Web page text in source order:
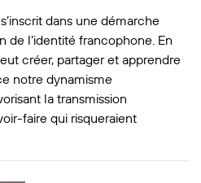
s’inscrit dans une démarche
de l’identité francophone. En
créer, partager et apprendre
notre dynamisme
la transmission
faire qui risqueraient